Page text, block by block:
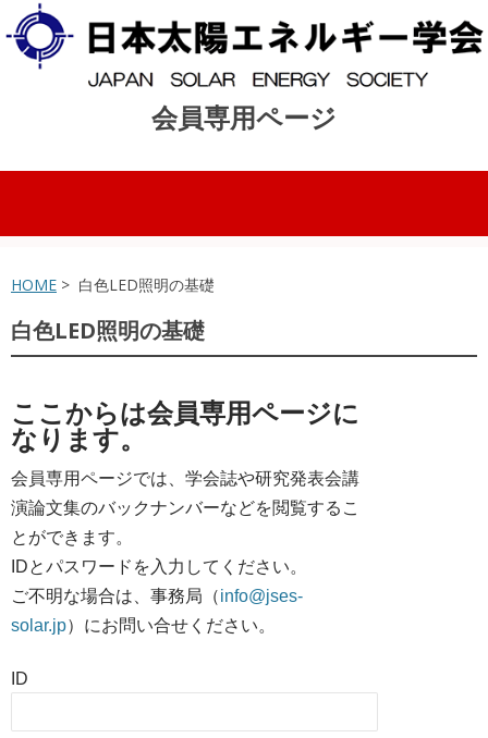
会員専用ページ
コンテンツへスキップ
HOME > 白色LED照明の基礎
白色LED照明の基礎
ここからは会員専用ページに
なります。
会員専用ページでは、学会誌や研究発表会講
演論文集のバックナンバーなどを閲覧するこ
とができます。
IDとパスワードを入力してください。
ご不明な場合は、事務局（info@jses-
solar.jp）にお問い合せください。
ID